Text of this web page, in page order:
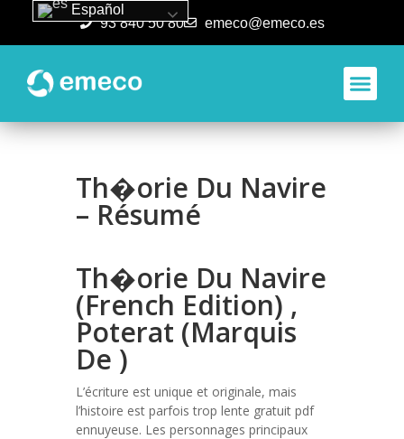
93 840 50 80 emeco@emeco.es
Th�orie Du Navire
– Résumé
Th�orie Du Navire
(French Edition) ,
Poterat (Marquis
De )
L’écriture est unique et originale, mais
l’histoire est parfois trop lente gratuit pdf
ennuyeuse. Les personnages principaux
Español